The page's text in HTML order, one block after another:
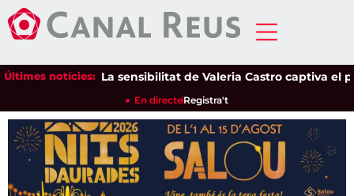
Últimes notícies:La sensibilitat de Valeria Castro captiva el
En directeRegistra't